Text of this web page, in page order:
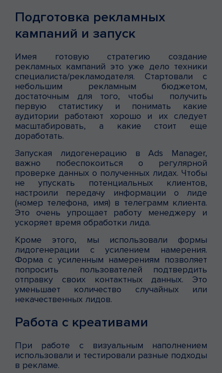
Подготовка рекламных
кампаний и запуск
Имея готовую стратегию создание
рекламных кампаний это уже дело техники
специалиста/рекламодателя. Стартовали с
небольшим рекламным бюджетом,
достаточным для того, чтобы получить
первую статистику и понимать какие
аудитории работают хорошо и их следует
масштабировать, а какие стоит еще
доработать.
Запуская лидогенерацию в Ads Manager,
важно побеспокоиться о регулярной
проверке данных о полученных лидах. Чтобы
не упускать потенциальных клиентов,
настроили передачу информации о лиде
(номер телефона, имя) в телеграмм клиента.
Это очень упрощает работу менеджеру и
ускоряет время обработки лида.
Кроме этого, мы использовали формы
лидогенерации с усилением намерения.
Форма с усиленным намерениям позволяет
попросить пользователей подтвердить
отправку своих контактных данных. Это
уменьшает количество случайных или
некачественных лидов.
Работа с креативами
При работе с визуальным наполнением
использовали и тестировали разные подходы
в рекламе.